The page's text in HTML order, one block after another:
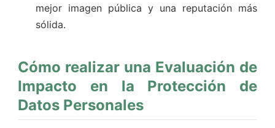
mejor imagen pública y una reputación más
sólida.
Cómo realizar una Evaluación de
Impacto en la Protección de
Datos Personales